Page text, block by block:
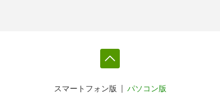
スマートフォン版 パソコン版